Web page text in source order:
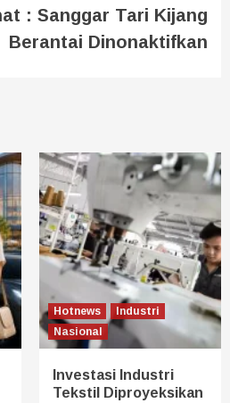
: Sanggar Tari Kijang
Berantai Dinonaktifkan
Hotnews
Industri
Nasional
Investasi Industri
Tekstil Diproyeksikan